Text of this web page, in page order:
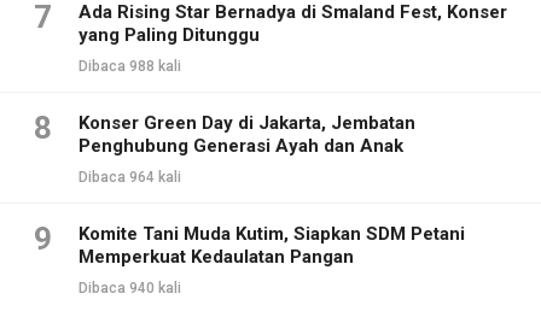
7
Ada Rising Star Bernadya di Smaland Fest, Konser
yang Paling Ditunggu
Dibaca 988 kali
8
Konser Green Day di Jakarta, Jembatan
Penghubung Generasi Ayah dan Anak
Dibaca 964 kali
9
Komite Tani Muda Kutim, Siapkan SDM Petani
Memperkuat Kedaulatan Pangan
Dibaca 940 kali